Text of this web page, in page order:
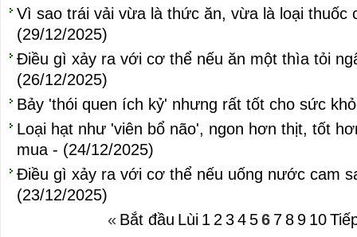
Vì sao trái vải vừa là thức ăn, vừa là loại thuốc
(29/12/2025)
Điều gì xảy ra với cơ thể nếu ăn một thìa tỏi
(26/12/2025)
Bảy 'thói quen ích kỷ' nhưng rất tốt cho sức
Loại hạt như 'viên bổ não', ngon hơn thịt, tốt
mua - (24/12/2025)
Điều gì xảy ra với cơ thể nếu uống nước cam
(23/12/2025)
« Bắt đầu Lùi 1 2 34 56 7 8 9 10